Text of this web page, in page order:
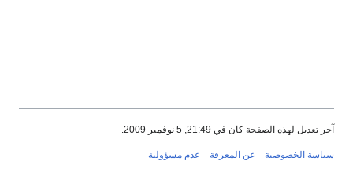
آخر تعديل لهذه الصفحة كان في 21:49, 5 نوفمبر 2009.
سياسة الخصوصية عن المعرفة عدم مسؤولية